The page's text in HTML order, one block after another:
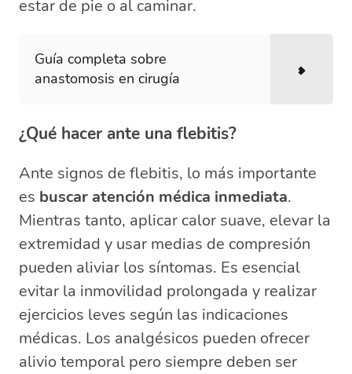
estar de pie o al caminar.
Guía completa sobre
anastomosis en cirugía
¿Qué hacer ante una flebitis?
Ante signos de flebitis, lo más importante
es buscar atención médica inmediata.
Mientras tanto, aplicar calor suave, elevar la
extremidad y usar medias de compresión
pueden aliviar los síntomas. Es esencial
evitar la inmovilidad prolongada y realizar
ejercicios leves según las indicaciones
médicas. Los analgésicos pueden ofrecer
alivio temporal pero siempre deben ser